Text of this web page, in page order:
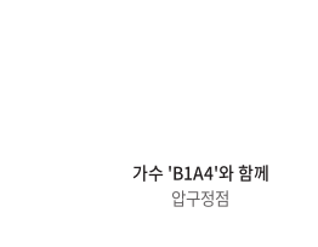
가수 'B1A4'와 함께
압구정점